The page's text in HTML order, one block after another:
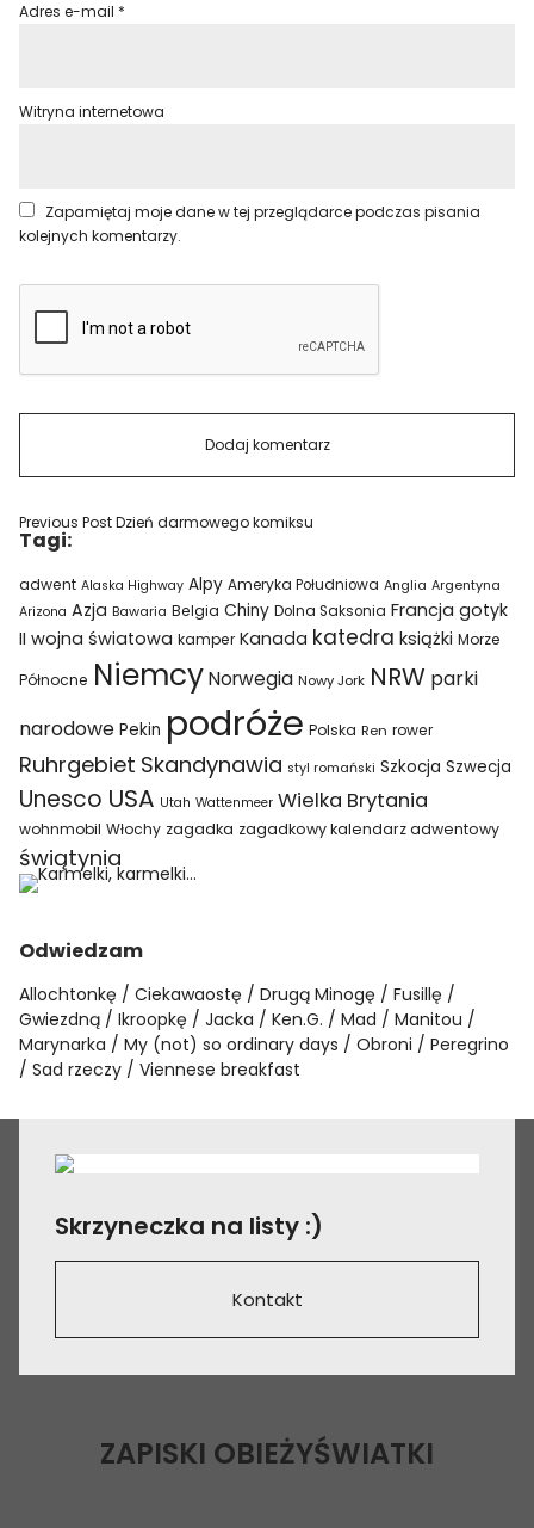
Adres e-mail *
Witryna internetowa
Zapamiętaj moje dane w tej przeglądarce podczas pisania
kolejnych komentarzy.
Previous PostDzień darmowego komiksu
Tagi:
adwent Alaska Highway Alpy Ameryka Południowa Anglia Argentyna
Arizona Azja Bawaria Belgia Chiny Dolna Saksonia Francja gotyk
II wojna światowa kamper Kanada katedra książki Morze
Północne Niemcy Norwegia Nowy Jork NRW parki
narodowe Pekin podróże Polska Ren rower
Ruhrgebiet Skandynawia styl romański Szkocja Szwecja
Unesco USA Utah Wattenmeer Wielka Brytania
wohnmobil Włochy zagadka zagadkowy kalendarz adwentowy
świątynia
Odwiedzam
Allochtonkę Ciekawaostę Drugą Minogę
Fusillę
Gwiezdną
Ikroopkę Jacka Ken.G. Mad
Manitou
Marynarka
My (not) so ordinary days Obroni
Peregrino
Sad rzeczy
Viennese breakfast
Skrzyneczka na listy :)
Kontakt
ZAPISKI OBIEŻYŚWIATKI